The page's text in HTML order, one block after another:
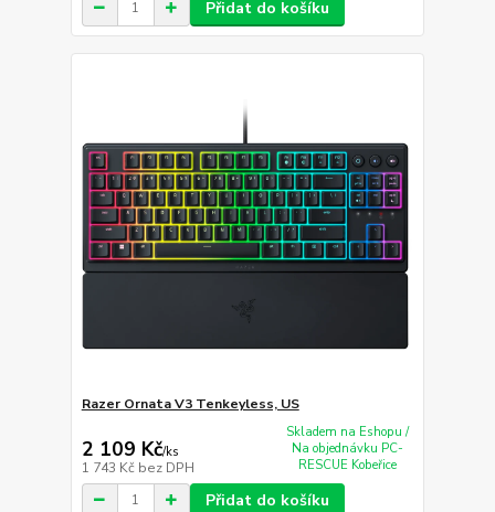
Přidat do košíku
Razer Ornata V3 Tenkeyless, US
2 109 Kč/ks
1 743 Kč bez DPH
Skladem na Eshopu /
Na objednávku PC-
RESCUE Kobeřice
Přidat do košíku